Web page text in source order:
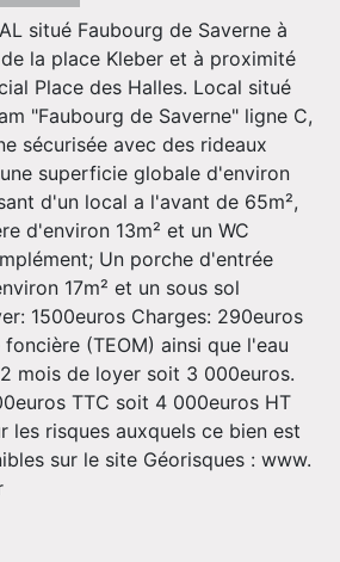
situé Faubourg de Saverne à
la place Kleber et à proximité
Place des Halles. Local situé
"Faubourg de Saverne" ligne C,
sécurisée avec des rideaux
superficie globale d'environ
d'un local a l'avant de 65m²,
d'environ 13m² et un WC
Un porche d'entrée
17m² et un sous sol
1500euros Charges: 290euros
(TEOM) ainsi que l'eau
mois de loyer soit 3 000euros.
TTC soit 4 000euros HT
les risques auxquels ce bien est
sur le site Géorisques : www.